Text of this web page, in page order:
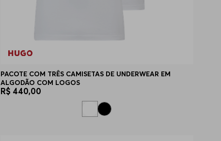
PACOTE COM TRÊS CAMISETAS DE UNDERWEAR EM
ALGODÃO COM LOGOS
R$ 440,00